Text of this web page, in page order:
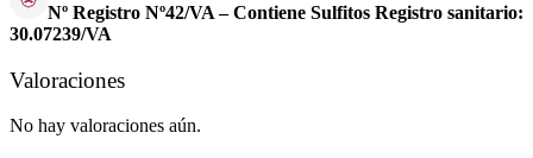
Nº Registro Nº42/VA – Contiene Sulfitos Registro sanitario:
30.07239/VA
Valoraciones
No hay valoraciones aún.